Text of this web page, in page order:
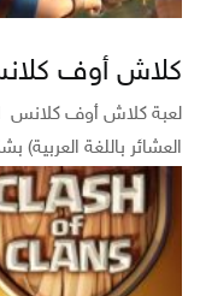
كلاش أوف
لعبة كلاش أوف كلانس
العشائر باللغة العربية)